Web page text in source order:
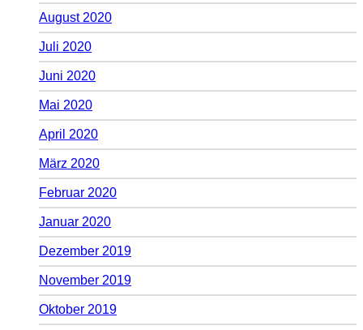
August 2020
Juli 2020
Juni 2020
Mai 2020
April 2020
März 2020
Februar 2020
Januar 2020
Dezember 2019
November 2019
Oktober 2019